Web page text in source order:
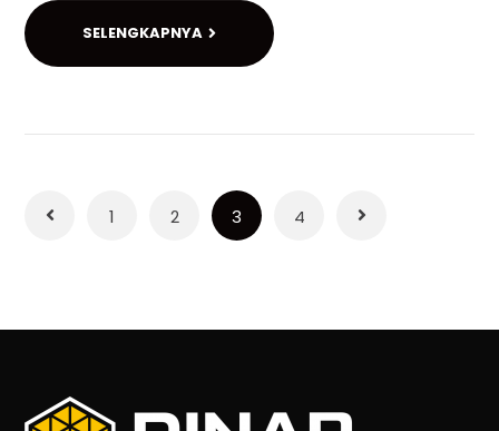
SELENGKAPNYA
1 2 3 4